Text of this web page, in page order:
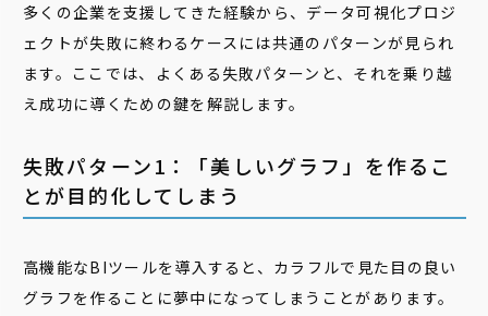
多くの企業を支援してきた経験から、データ可視化プロジ
ェクトが失敗に終わるケースには共通のパターンが見られ
ます。ここでは、よくある失敗パターンと、それを乗り越
え成功に導くための鍵を解説します。
失敗パターン1：「美しいグラフ」を作るこ
とが目的化してしまう
高機能なBIツールを導入すると、カラフルで見た目の良い
グラフを作ることに夢中になってしまうことがあります。